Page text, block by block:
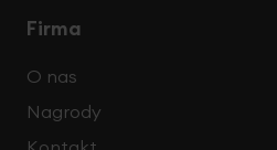
Firma
O nas
Nagrody